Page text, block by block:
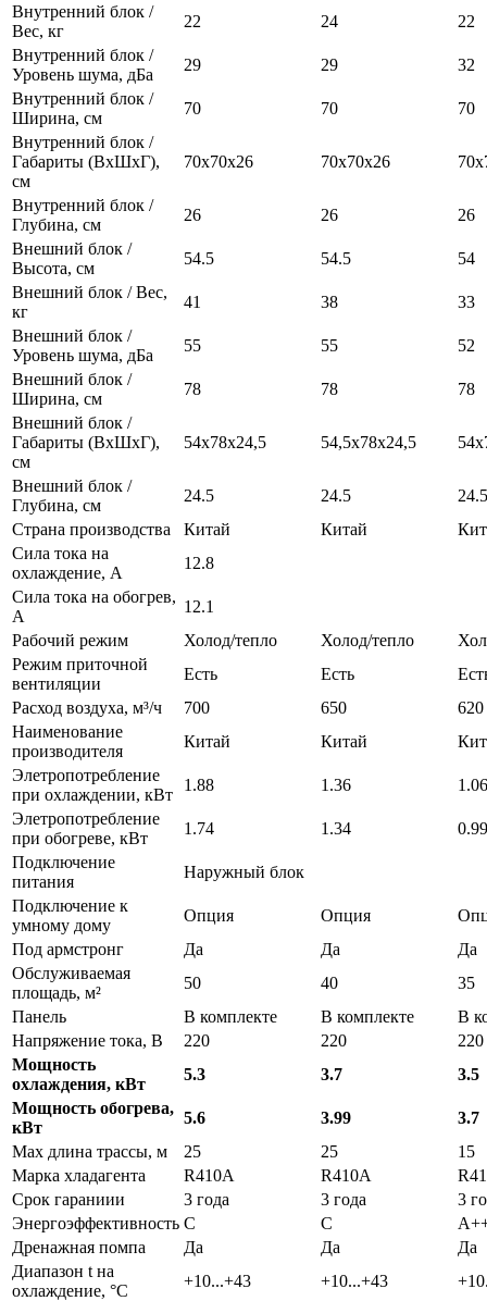
Внутренний блок /
Вес, кг
22 24
22
Внутренний блок /
Уровень шума, дБа
29 29
32
Внутренний блок /
Ширина, см
70 70
70
Внутренний блок /
Габариты (ВхШхГ),
см
70х70х26 70х70х26
Внутренний блок /
Глубина, см
26 26
26
Внешний блок /
Высота, см
54.5 54.5
54
Внешний блок / Вес,
кг
41 38
33
Внешний блок /
Уровень шума, дБа
55 55
52
Внешний блок /
Ширина, см
78 78
78
Внешний блок /
Габариты (ВхШхГ),
см
54x78x24,5 54,5х78х24,5
Внешний блок /
Глубина, см
24.5 24.5
24.5
Страна производства
Китай Китай
Сила тока на
охлаждение, А
12.8
Сила тока на обогрев,
А
12.1
Рабочий режим
Холод/тепло Холод/тепло
Режим приточной
вентиляции
Есть Есть
Расход воздуха, м³/ч
700 650
620
Наименование
производителя
Китай Китай
Элетропотребление
при охлаждении, кВт
1.88 1.36
1.06
Элетропотребление
при обогреве, кВт
1.74 1.34
0.99
Подключение
питания
Наружный блок
Подключение к
умному дому
Опция Опция
Под армстронг
Да Да
Да
Обслуживаемая
площадь, м²
50 40
35
Панель
В комплекте В комплекте
В
Напряжение тока, В
220 220
220
Мощность
охлаждения, кВт
5.3 3.7
3.5
Мощность обогрева,
кВт
5.6 3.99
3.7
Max длина трассы, м
25 25
15
Марка хладагента
R410A R410A
Срок гараниии
3 года 3 года
3
Энергоэффективность C C
Дренажная помпа
Да Да
Да
Диапазон t на
охлаждение, °С
+10...+43 +10...+43